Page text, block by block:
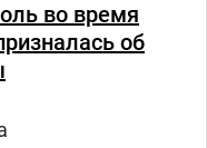
во время
об